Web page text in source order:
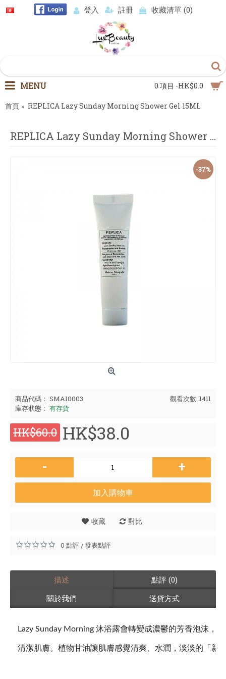
登入 註冊 收藏清單 (0)
0 項目 -HK$0.0
MENU
首頁 REPLICA Lazy Sunday Morning Shower Gel 15ML
REPLICA Lazy Sunday Morning Shower Gel 15ML
-37%
觀看次數: 1411
商品代碼： SMAI0003
庫存狀態： 有存貨
HK$60.0 HK$38.0
- +
加入購物車
收藏 對比
0 點評/發表點評
描述
點評 (0)
關於我們
送貨方式
Lazy Sunday Morning 沐浴露會轉變成濃鬱的芳香泡沫，
清潔肌膚。植物甘油讓肌膚感覺清爽、水潤，淡淡的「新